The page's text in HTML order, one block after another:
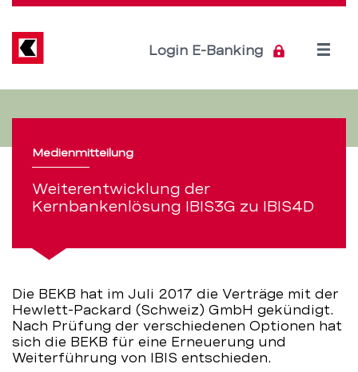
der
Kernbankenlösung
IBIS3G
zu
IBIS4D
–
BEKB
Direkt
Inhalt
Login E-Banking
Open
Medienmitteilung
Weiterentwicklung der
Kernbankenlösung IBIS3G zu IBIS4D
Die BEKB hat im Juli 2017 die Verträge mit der
Hewlett-Packard (Schweiz) GmbH gekündigt.
Nach Prüfung der verschiedenen Optionen hat
sich die BEKB für eine Erneuerung und
Weiterführung von IBIS entschieden.